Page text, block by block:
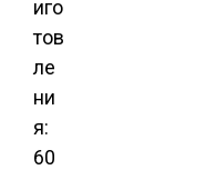
иго
тов
ле
ни
я:
60